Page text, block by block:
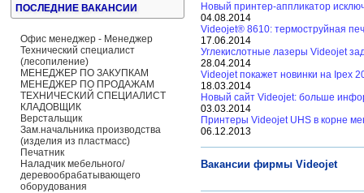
ПОСЛЕДНИЕ ВАКАНСИИ
Офис менеджер - Менеджер
Технический специалист
(лесопиление)
МЕНЕДЖЕР ПО ЗАКУПКАМ
МЕНЕДЖЕР ПО ПРОДАЖАМ
ТЕХНИЧЕСКИЙ СПЕЦИАЛИСТ
КЛАДОВЩИК
Верстальщик
Зам.начальника производства
(изделия из пластмасс)
Печатник
Наладчик мебельного/
деревообрабатывающего
оборудования
Новый принтер-аппликатор
04.08.2014
Videojet® 8610: термоструйная
17.06.2014
Углекислотные лазеры Videojet
28.04.2014
Videojet покажет новинки на Ipex
18.03.2014
Новый сайт Videojet: больше
03.03.2014
Принтеры Videojet UHS в корне
06.12.2013
Вакансии фирмы Videojet